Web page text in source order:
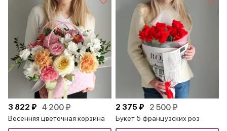
3 822 ₽ 4 200 ₽
Весенняя цветочная корзина
2 375 ₽ 2 500 ₽
Букет 5 французских роз